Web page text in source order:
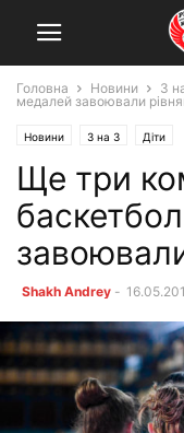
Головна Новини 3
медалей завоювали
Новини 3 на 3 Діти
Ще три
Shakh Andrey -